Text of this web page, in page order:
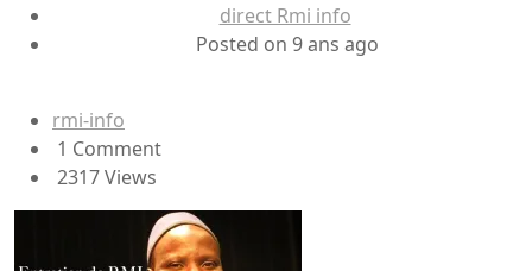
direct Rmi info
Posted on 9 ans ago
rmi-info
1 Comment
2317 Views